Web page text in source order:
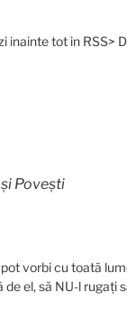
inainte tot in RSS>
Povești
vorbi cu toată
el, să NU-l rugați